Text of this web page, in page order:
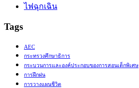
ไฟฉุกเฉิน
Tags
AEC
กระทรวงศึกษาธิการ
กระบวนการและองค์ประกอบของการสอนเด็กพิเศษ
การฝึกฝน
การวางแผนชีวิต